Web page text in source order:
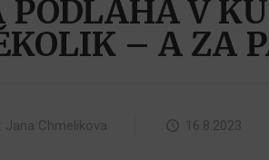
V
– A ZA
Jana Chmelikova 16.8.2023